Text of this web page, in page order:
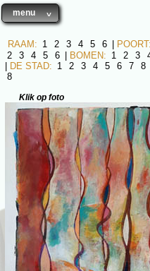
menu
RAAM: 1 2 3 4 5 6 POORT:
2
3 4 5 6 BOMEN: 1 2 3
DE STAD: 1 2 3 4 5 6 7 8
8
Klik op foto